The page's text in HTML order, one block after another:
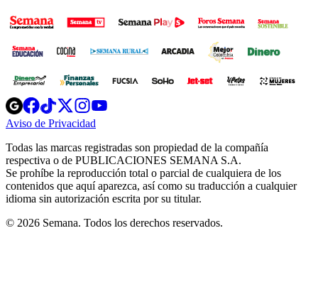
Opens
in
new
Opens
in
new
Opens
in
new
window
Opens
new
windowwindow
Aviso de Privacidad
new
window
Todas las marcas registradas son propiedad de la compañía
respectiva o de PUBLICACIONES SEMANA S.A.
Se prohíbe la reproducción total o parcial de cualquiera de los
contenidos que aquí aparezca, así como su traducción a cualquier
idioma sin autorización escrita por su titular.
© 2026 Semana. Todos los derechos reservados.